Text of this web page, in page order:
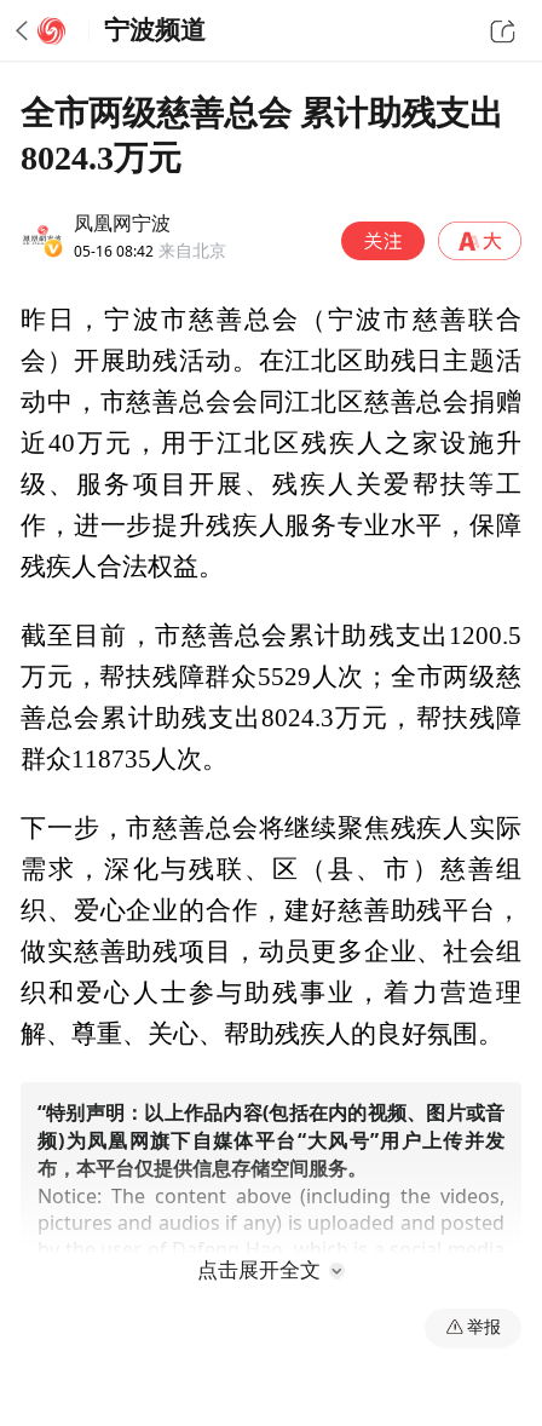
宁波频道
全市两级慈善总会 累计助残支出
8024.3万元
凤凰网宁波
05-16 08:42 来自北京
昨日，宁波市慈善总会（宁波市慈善联合
会）开展助残活动。在江北区助残日主题活
动中，市慈善总会会同江北区慈善总会捐赠
近40万元，用于江北区残疾人之家设施升
级、服务项目开展、残疾人关爱帮扶等工
作，进一步提升残疾人服务专业水平，保障
残疾人合法权益。
截至目前，市慈善总会累计助残支出1200.5
万元，帮扶残障群众5529人次；全市两级慈
善总会累计助残支出8024.3万元，帮扶残障
群众118735人次。
下一步，市慈善总会将继续聚焦残疾人实际
需求，深化与残联、区（县、市）慈善组
织、爱心企业的合作，建好慈善助残平台，
做实慈善助残项目，动员更多企业、社会组
织和爱心人士参与助残事业，着力营造理
解、尊重、关心、帮助残疾人的良好氛围。
“特别声明：以上作品内容(包括在内的视频、图片或音
频)为凤凰网旗下自媒体平台“大风号”用户上传并发
布，本平台仅提供信息存储空间服务。
Notice: The content above (including the videos,
pictures and audios if any) is uploaded and posted
by the user of Dafeng Hao, which is a social media
platform and merely provides information storage
点击展开全文
举报